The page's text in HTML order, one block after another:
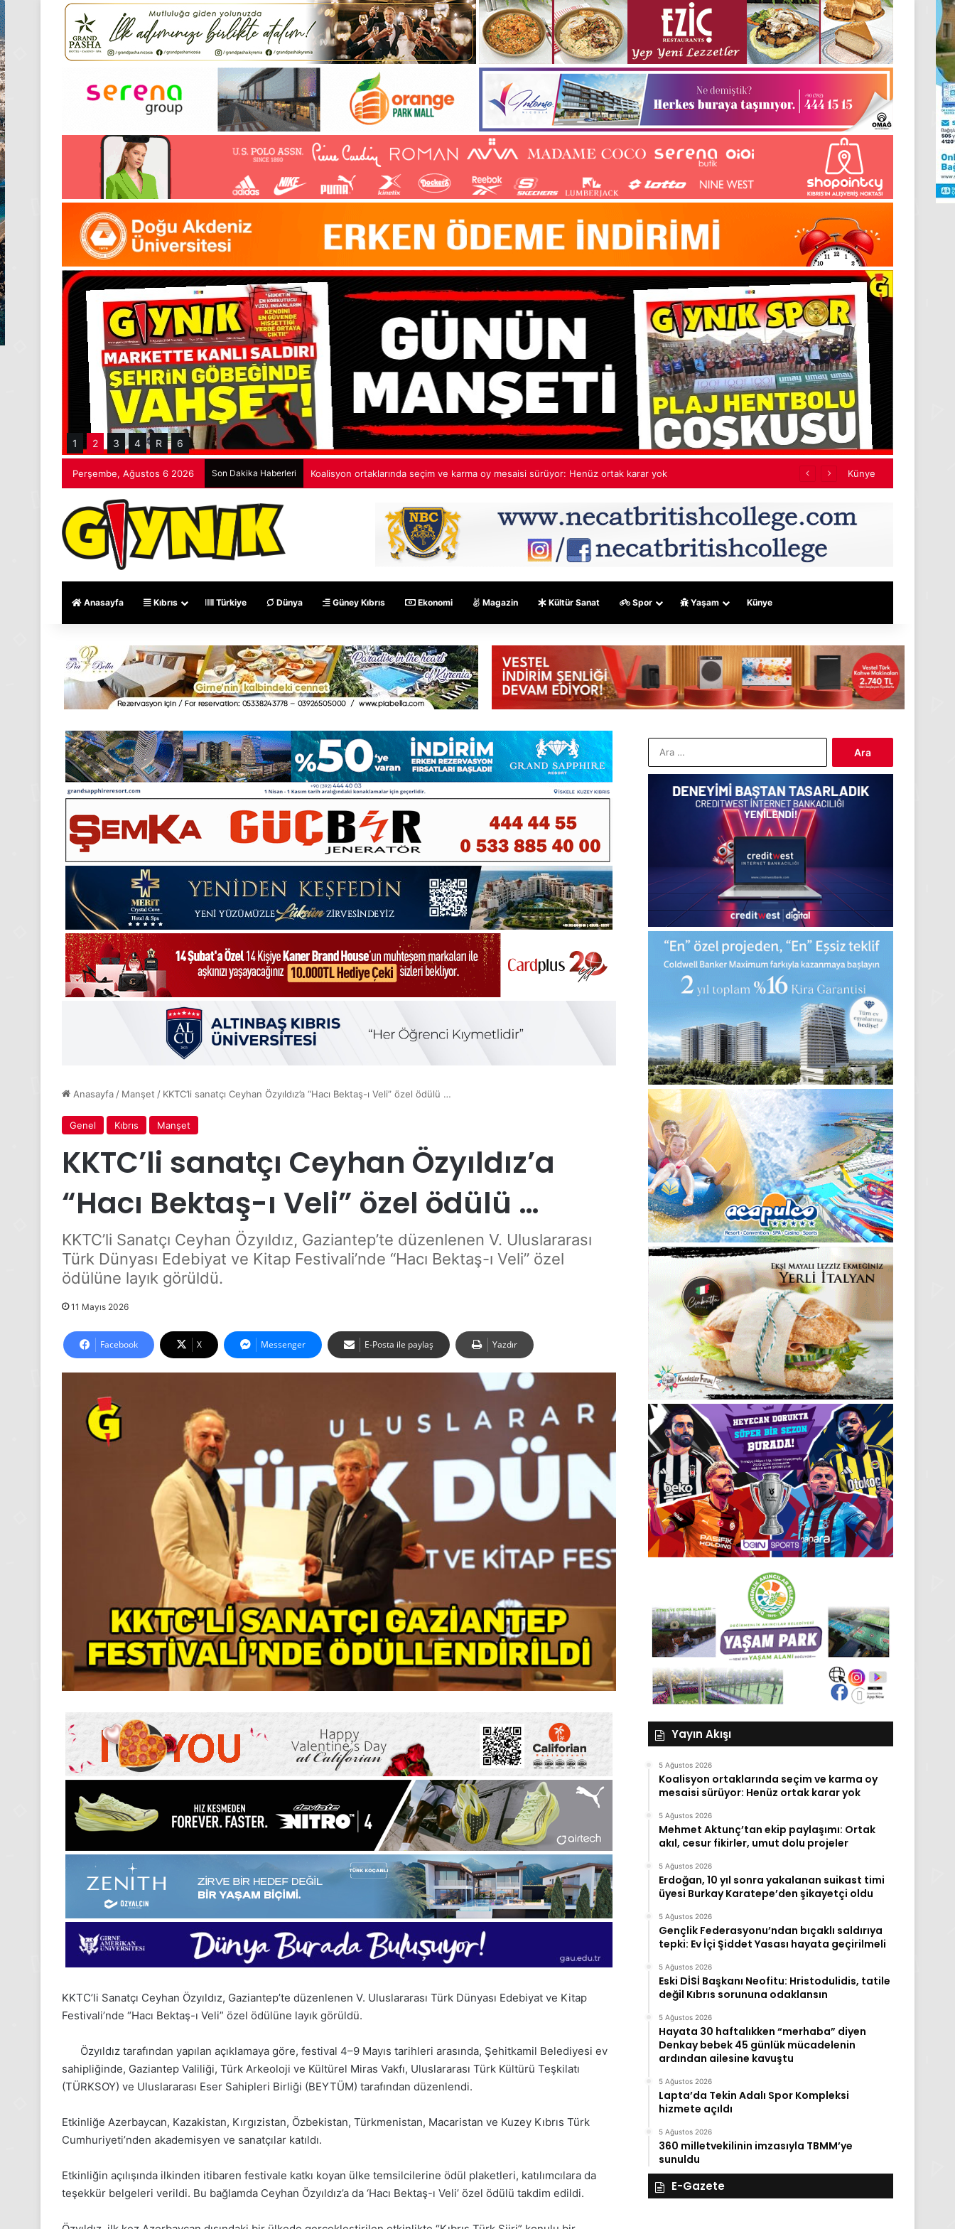
1 2 3 4 R 6
Perşembe, Ağustos 6 2026 Son Dakika Haberleri Mehmet Aktunç’tan ekip paylaşımı: Ortak akıl, cesur fikirler, umut dolu projeler Künye
Anasayfa Kıbrıs Türkiye Dünya Güney Kıbrıs Ekonomi Magazin Kültür Sanat Spor Yaşam Künye
Anasayfa / Manşet / KKTC’li sanatçı Ceyhan Özyıldız’a “Hacı Bektaş-ı Veli” özel ödülü …
Genel Kıbrıs Manşet
KKTC’li sanatçı Ceyhan Özyıldız’a
“Hacı Bektaş-ı Veli” özel ödülü …
KKTC’li Sanatçı Ceyhan Özyıldız, Gaziantep’te düzenlenen V. Uluslararası
Türk Dünyası Edebiyat ve Kitap Festivali’nde “Hacı Bektaş-ı Veli” özel
ödülüne layık görüldü.
11 Mayıs 2026
Facebook X Messenger E-Posta ile paylaş Yazdır
KKTC’li Sanatçı Ceyhan Özyıldız, Gaziantep’te düzenlenen V. Uluslararası Türk Dünyası Edebiyat ve Kitap
Festivali’nde “Hacı Bektaş-ı Veli” özel ödülüne layık görüldü.
Özyıldız tarafından yapılan açıklamaya göre, festival 4–9 Mayıs tarihleri arasında, Şehitkamil Belediyesi ev
sahipliğinde, Gaziantep Valiliği, Türk Arkeoloji ve Kültürel Miras Vakfı, Uluslararası Türk Kültürü Teşkilatı
(TÜRKSOY) ve Uluslararası Eser Sahipleri Birliği (BEYTÜM) tarafından düzenlendi.
Etkinliğe Azerbaycan, Kazakistan, Kırgızistan, Özbekistan, Türkmenistan, Macaristan ve Kuzey Kıbrıs Türk
Cumhuriyeti’nden akademisyen ve sanatçılar katıldı.
Etkinliğin açılışında ilkinden itibaren festivale katkı koyan ülke temsilcilerine ödül plaketleri, katılımcılara da
teşekkür belgeleri verildi. Bu bağlamda Ceyhan Özyıldız’a da ‘Hacı Bektaş-ı Veli’ özel ödülü takdim edildi.
Yayın Akışı
5 Ağustos 2026
Koalisyon ortaklarında seçim ve karma oy
mesaisi sürüyor: Henüz ortak karar yok
5 Ağustos 2026
Mehmet Aktunç’tan ekip paylaşımı: Ortak
akıl, cesur fikirler, umut dolu projeler
5 Ağustos 2026
Erdoğan, 10 yıl sonra yakalanan suikast timi
üyesi Burkay Karatepe’den şikayetçi oldu
5 Ağustos 2026
Gençlik Federasyonu’ndan bıçaklı saldırıya
tepki: Ev İçi Şiddet Yasası hayata geçirilmeli
5 Ağustos 2026
Eski DİSİ Başkanı Neofitu: Hristodulidis, tatile
değil Kıbrıs sorununa odaklansın
5 Ağustos 2026
Hayata 30 haftalıkken “merhaba” diyen
Denkay bebek 45 günlük mücadelenin
ardından ailesine kavuştu
5 Ağustos 2026
Lapta’da Tekin Adalı Spor Kompleksi
hizmete açıldı
5 Ağustos 2026
360 milletvekilinin imzasıyla TBMM’ye
sunuldu
E-Gazete